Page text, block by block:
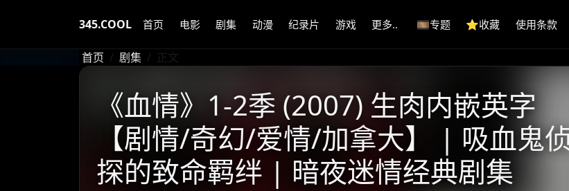
345.COOL 首页 电影 剧集 动漫 纪录片 游戏 更多.. 🎞️专题 ⭐️收藏 使用条款
首页 剧集 正文
《血情》1-2季 (2007) 生肉内嵌英字
【剧情/奇幻/爱情/加拿大】 | 吸血鬼
探的致命羁绊 | 暗夜迷情经典剧集